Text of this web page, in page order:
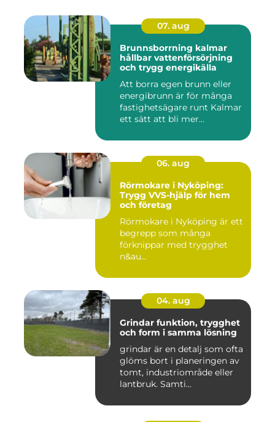
07. aug
Brunnsborrning kalmar
hållbar vattenförsörjning
och trygg energikälla
Att borra egen brunn eller
energibrunn är för många
fastighetsägare runt Kalmar
ett sätt att bli mer...
06. aug
Rörmokare i Nyköping:
Trygg VVS-hjälp för hem
och företag
Rörmokare i Nyköping är ett
begrepp som många
förknippar med trygghet
n&au...
04. aug
Grindar funktion, trygghet
och form i samma lösning
grindar är en detalj som ofta
glöms bort i planeringen av
tomt, industriområde eller
lantbruk. Samti...